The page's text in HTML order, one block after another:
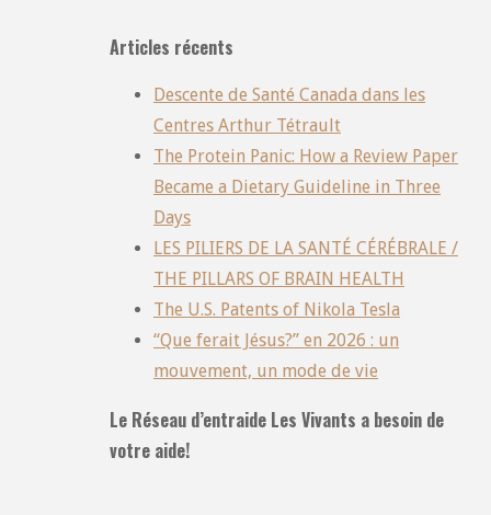
Articles récents
Descente de Santé Canada dans les
Centres Arthur Tétrault
The Protein Panic: How a Review Paper
Became a Dietary Guideline in Three
Days
LES PILIERS DE LA SANTÉ CÉRÉBRALE /
THE PILLARS OF BRAIN HEALTH
The U.S. Patents of Nikola Tesla
“Que ferait Jésus?” en 2026 : un
mouvement, un mode de vie
Le Réseau d’entraide Les Vivants a besoin de
votre aide!